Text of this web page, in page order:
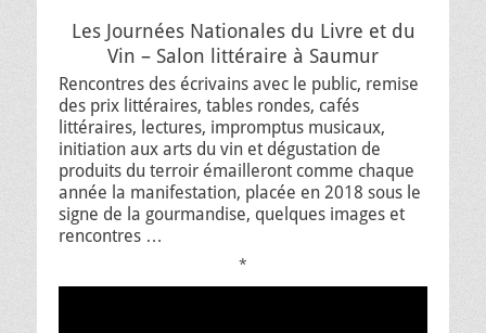
Les Journées Nationales du Livre et du
Vin – Salon littéraire à Saumur
Rencontres des écrivains avec le public, remise
des prix littéraires, tables rondes, cafés
littéraires, lectures, impromptus musicaux,
initiation aux arts du vin et dégustation de
produits du terroir émailleront comme chaque
année la manifestation, placée en 2018 sous le
signe de la gourmandise, quelques images et
rencontres …
*